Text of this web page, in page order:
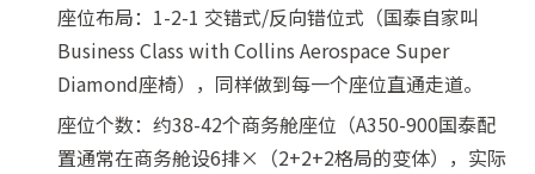
座位布局：1-2-1 交错式/反向错位式（国泰自家叫
Business Class with Collins Aerospace Super
Diamond座椅），同样做到每一个座位直通走道。
座位个数：约38-42个商务舱座位（A350-900国泰配
置通常在商务舱设6排×（2+2+2格局的变体），实际